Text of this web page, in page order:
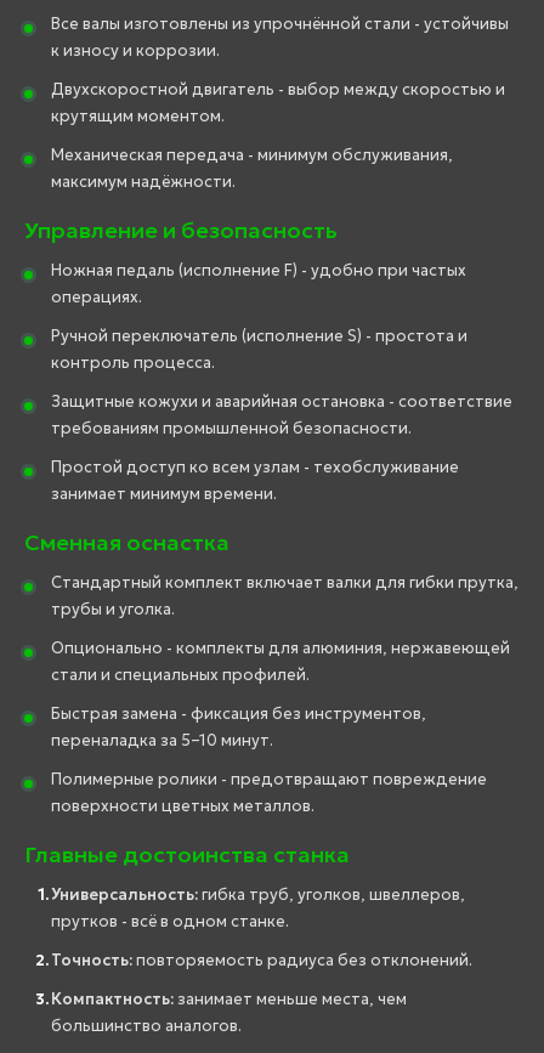
Все валы изготовлены из упрочнённой стали - устойчивы
к износу и коррозии.
Двухскоростной двигатель - выбор между скоростью и
крутящим моментом.
Механическая передача - минимум обслуживания,
максимум надёжности.
Управление и безопасность
Ножная педаль (исполнение F) - удобно при частых
операциях.
Ручной переключатель (исполнение S) - простота и
контроль процесса.
Защитные кожухи и аварийная остановка - соответствие
требованиям промышленной безопасности.
Простой доступ ко всем узлам - техобслуживание
занимает минимум времени.
Сменная оснастка
Стандартный комплект включает валки для гибки прутка,
трубы и уголка.
Опционально - комплекты для алюминия, нержавеющей
стали и специальных профилей.
Быстрая замена - фиксация без инструментов,
переналадка за 5–10 минут.
Полимерные ролики - предотвращают повреждение
поверхности цветных металлов.
Главные достоинства станка
Универсальность:гибка труб, уголков, швеллеров,
прутков - всё в одном станке.
Точность:повторяемость радиуса без отклонений.
Компактность: занимает меньше места, чем
большинство аналогов.